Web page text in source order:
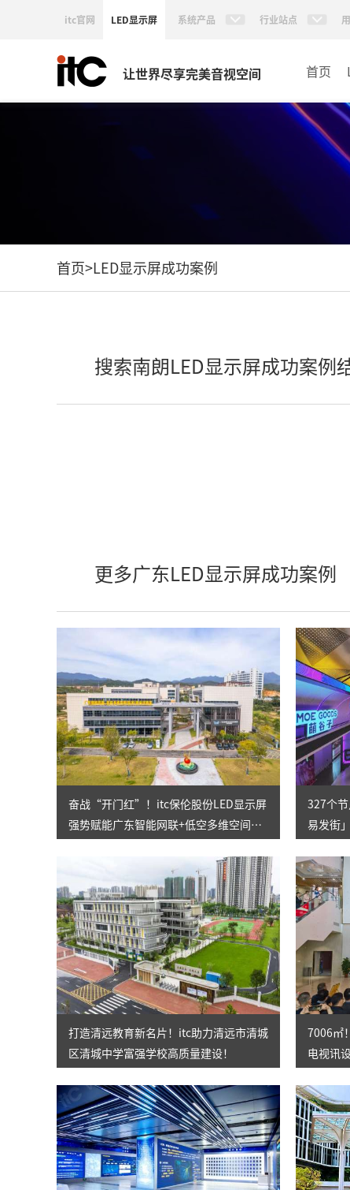
itc官网 LED显示屏 系统产品 行业站点
让世界尽享完美音视空间 首页
首页>LED显示屏成功案例
搜索南朗LED显示屏成功案例
更多广东LED显示屏成功案例
奋战“开门红”！itc保伦股份LED显示屏
强势赋能广东智能网联+低空多维空间
327个
易发街
打造清远教育新名片！itc助力清远市清城
区清城中学富强学校高质量建设！
7006㎡
电视讯